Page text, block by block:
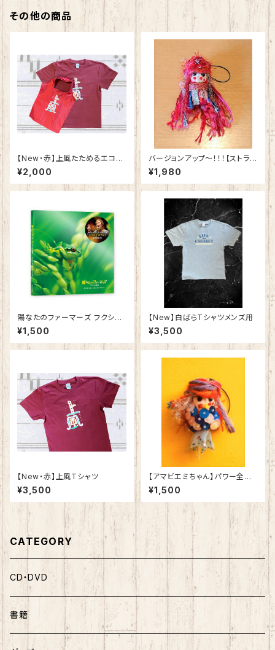
その他の商品
​【New・赤】上風たためるエコバ
ック（単品）
¥2,000
バージョンアップ～！！！【ストラッ
プ】大人気！エミちゃんお守り♬
¥1,980
陽なたのファーマーズ フクシマ
と希望 主題歌「きみの手のワル
ツ」
¥1,500
【New】白ばらTシャツメンズ用
¥3,500
【New・赤】上風Tシャツ
¥3,500
【アマビエミちゃん】パワー全開
レッドVer. （ストラップタイプ）
¥1,500
CATEGORY
CD・DVD
書籍